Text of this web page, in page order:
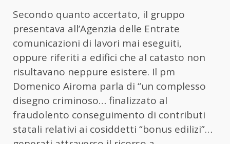
Secondo quanto accertato, il gruppo
presentava all’Agenzia delle Entrate
comunicazioni di lavori mai eseguiti,
oppure riferiti a edifici che al catasto non
risultavano neppure esistere. Il pm
Domenico Airoma parla di “un complesso
disegno criminoso… finalizzato al
fraudolento conseguimento di contributi
statali relativi ai cosiddetti “bonus edilizi”…